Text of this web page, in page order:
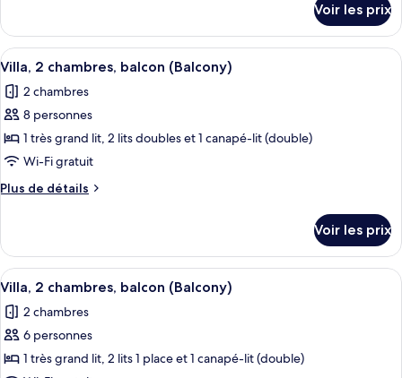
Villa,
chambres,
balcon
(Balcony)
le
type
de
Villa,
2
balcon
(Balcony)
Voir les prix
Afficher
toutes
les
photos
pour
ce
type
de
Villa,
chambres,
balcon
(Balcony)
Une chambre d’hôtel avec un coin
6
Villa, 2 chambres, balcon (Balcony)
2 chambres
8 personnes
1 très grand lit, 2 lits doubles et 1 canapé-lit (double)
Wi-Fi gratuit
Plus de détails
Plus
le
type
de
Villa,
2
balcon
Voir les prix
Afficher
toutes
les
photos
pour
Un salon comprenant un coin repas,
7
Villa, 2 chambres, balcon (Balcony)
2 chambres
6 personnes
1 très grand lit, 2 lits 1 place et 1 canapé-lit (double)